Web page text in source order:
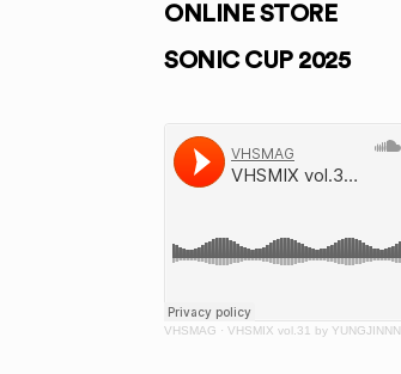
ONLINE STORE
SONIC CUP 2025
VHSMAG · VHSMIX vol.31 by YUNGJINNN